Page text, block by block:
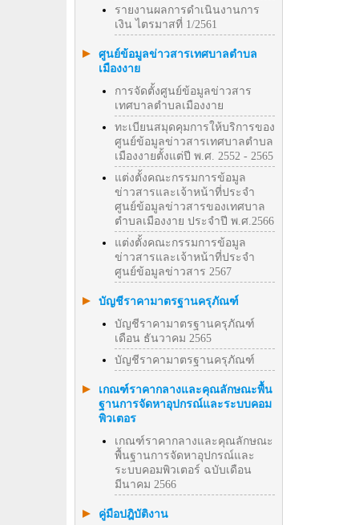
รายงานผลการดำเนินงานการ
เงิน ไตรมาสที่ 1/2561
ศูนย์ข้อมูลข่าวสารเทศบาลตำบล
เมืองงาย
การจัดตั้งศูนย์ข้อมูลข่าวสาร
เทศบาลตำบลเมืองงาย
ทะเบียนสมุดคุมการให้บริการของ
ศูนย์ข้อมูลข่าวสารเทศบาลตำบล
เมืองงายตั้งแต่ปี พ.ศ. 2552 - 2565
แต่งตั้งคณะกรรมการข้อมูล
ข่าวสารและเจ้าหน้าที่ประจำ
ศูนย์ข้อมูลข่าวสารของเทศบาล
ตำบลเมืองงาย ประจำปี พ.ศ.2566
แต่งตั้งคณะกรรมการข้อมูล
ข่าวสารและเจ้าหน้าที่ประจำ
ศูนย์ข้อมูลข่าวสาร 2567
บัญชีราคามาตรฐานครุภัณฑ์
บัญชีราคามาตรฐานครุภัณฑ์
เดือน ธันวาคม 2565
บัญชีราคามาตรฐานครุภัณฑ์
เกณฑ์ราคากลางและคุณลักษณะพื้น
ฐานการจัดหาอุปกรณ์และระบบคอม
พิวเตอร
เกณฑ์ราคากลางและคุณลักษณะ
พื้นฐานการจัดหาอุปกรณ์และ
ระบบคอมพิวเตอร์ ฉบับเดือน
มีนาคม 2566
คู่มือปฎิบัติงาน